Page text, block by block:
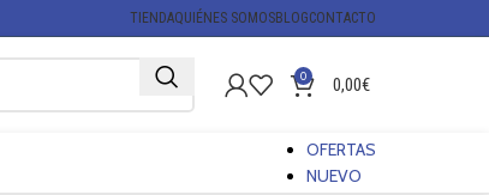
TIENDAQUIÉNES SOMOSBLOGCONTACTO
0 0,00€
OFERTAS
NUEVO